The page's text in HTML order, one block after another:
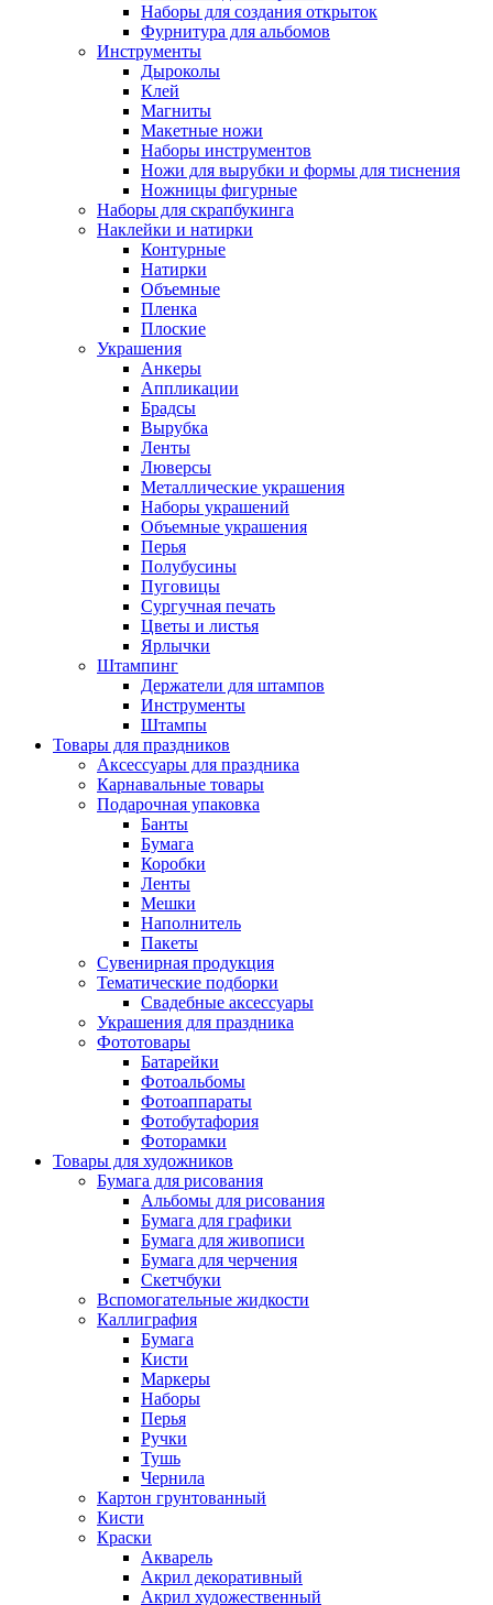
Наборы для создания открыток
Фурнитура для альбомов
Инструменты
Дыроколы
Клей
Магниты
Макетные ножи
Наборы инструментов
Ножи для вырубки и формы для тиснения
Ножницы фигурные
Наборы для скрапбукинга
Наклейки и натирки
Контурные
Натирки
Объемные
Пленка
Плоские
Украшения
Анкеры
Аппликации
Брадсы
Вырубка
Ленты
Люверсы
Металлические украшения
Наборы украшений
Объемные украшения
Перья
Полубусины
Пуговицы
Сургучная печать
Цветы и листья
Ярлычки
Штампинг
Держатели для штампов
Инструменты
Штампы
Товары для праздников
Аксессуары для праздника
Карнавальные товары
Подарочная упаковка
Банты
Бумага
Коробки
Ленты
Мешки
Наполнитель
Пакеты
Сувенирная продукция
Тематические подборки
Свадебные аксессуары
Украшения для праздника
Фототовары
Батарейки
Фотоальбомы
Фотоаппараты
Фотобутафория
Фоторамки
Товары для художников
Бумага для рисования
Альбомы для рисования
Бумага для графики
Бумага для живописи
Бумага для черчения
Скетчбуки
Вспомогательные жидкости
Каллиграфия
Бумага
Кисти
Маркеры
Наборы
Перья
Ручки
Тушь
Чернила
Картон грунтованный
Кисти
Краски
Акварель
Акрил декоративный
Акрил художественный